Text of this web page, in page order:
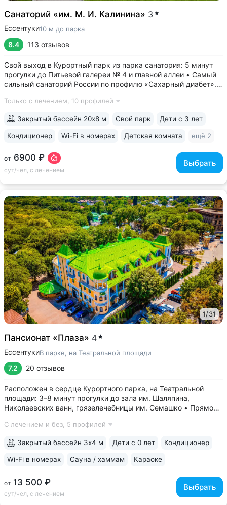
Санаторий «им. М. И. Калинина» 3
Ессентуки10 м до парка
8.4 113 отзывов
Свой выход в Курортный парк из парка санатория: 5 минут
прогулки до Питьевой галереи № 4 и главной аллеи • Самый
сильный санаторий России по профилю «Сахарный диабет».
На базе санатория работает «Всероссийский
Только с лечением, 10 профилей
от 6900 ₽
сут/чел, с лечением
Выбрать
Закрытый бассейн 20х8 м Свой парк Дети с 3 лет
Кондиционер Wi-Fi в номерах Детская комната ещё 2
1/31
Пансионат «Плаза» 4
ЕссентукиВ парке, на Театральной площади
7.2 20 отзывов
Расположен в сердце Курортного парка, на Театральной
площади: 3–8 минут прогулки до зала им. Шаляпина,
Николаевских ванн, грязелечебницы им. Семашко • Прямой
№ 4» — 5 минут прогулки • Всего 27 номеров — спокойно,
С лечением и без, 5 профилей
от 13 500 ₽
сут/чел, с лечением
Выбрать
Закрытый бассейн 3х4 м Дети с 0 лет Кондиционер
Wi-Fi в номерах Сауна / хаммам Караоке